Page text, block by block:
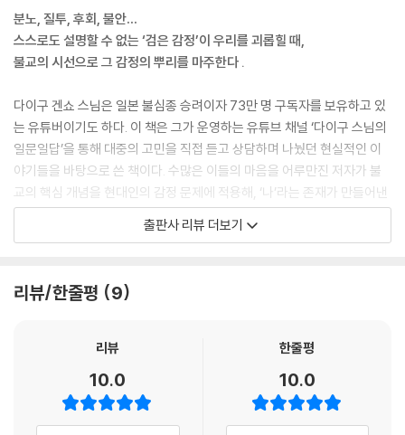
분노, 질투, 후회, 불안…
스스로도 설명할 수 없는 ‘검은 감정’이 우리를 괴롭힐 때,
불교의 시선으로 그 감정의 뿌리를 마주한다 .
다이구 겐쇼 스님은 일본 불심종 승려이자 73만 명 구독자를 보유하고 있
는 유튜버이기도 하다. 이 책은 그가 운영하는 유튜브 채널 ‘다이구 스님의
일문일답’을 통해 대중의 고민을 직접 듣고 상담하며 나눴던 현실적인 이
야기들을 바탕으로 쓴 책이다. 수많은 이들의 마음을 어루만진 저자가 불
교의 핵심 개념을 현대인의 감정 문제에 적용해, ‘나’라는 존재가 만들어낸
감정의 벽을 어떻게 넘을 수 있을지를 실용적이고 따뜻한 시선으로 풀어냈
다. 일본에서는 출간 당시 “현대인에게 꼭 필요한 불교 심리학 수업”, “슬
분석하여 괴로움에서 벗어나는 것을 목표로 한다. 부처는 이러한 진리에
눈뜬 이로, 깨달음을 얻어 마음의 평화를 가르쳤다. 부처는 괴로움은 외부
요인이 아닌 내부의 잘못된 생각에서 비롯되며, 이를 극복하기 위해서는
출판사 리뷰 더보기
리뷰/한줄평 9
리뷰
10.0
한줄평
10.0